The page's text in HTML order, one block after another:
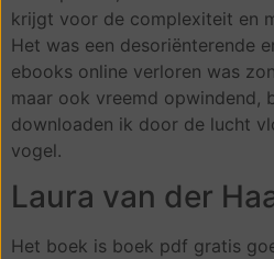
krijgt voor de complexiteit en
Het was een desoriënterende
ebooks online verloren was
maar ook vreemd opwindend,
downloaden ik door de lucht
vogel.
Laura van der
Het boek is boek pdf gratis